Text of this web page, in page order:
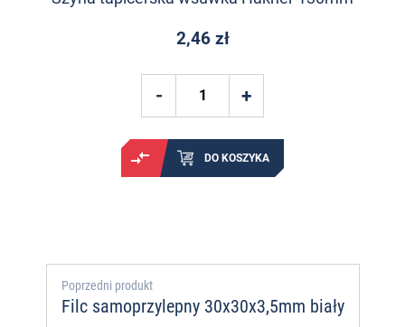
2,46 zł
DO KOSZYKA
Poprzedni produkt
Filc samoprzylepny 30x30x3,5mm biały